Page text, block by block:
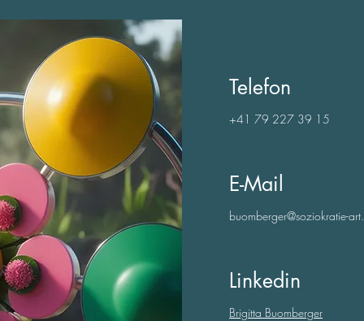
Telefon
+41 79 227 39 15
E-Mail
buomberger@soziokratie-
Linkedin
Brigitta Buomberger